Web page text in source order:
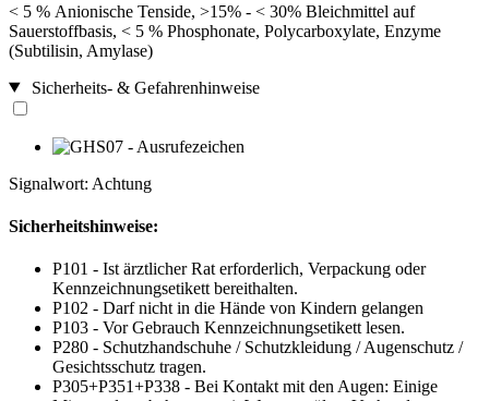
< 5 % Anionische Tenside, >15% - < 30% Bleichmittel auf
Sauerstoffbasis, < 5 % Phosphonate, Polycarboxylate, Enzyme
(Subtilisin, Amylase)
Sicherheits- & Gefahrenhinweise
Signalwort: Achtung
Sicherheitshinweise:
P101 - Ist ärztlicher Rat erforderlich, Verpackung oder
Kennzeichnungsetikett bereithalten.
P102 - Darf nicht in die Hände von Kindern gelangen
P103 - Vor Gebrauch Kennzeichnungsetikett lesen.
P280 - Schutzhandschuhe / Schutzkleidung / Augenschutz /
Gesichtsschutz tragen.
P305+P351+P338 - Bei Kontakt mit den Augen: Einige